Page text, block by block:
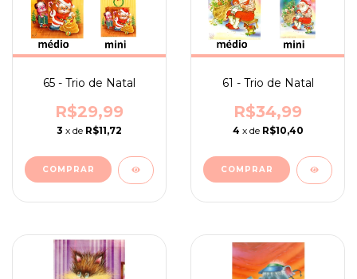
65 - Trio de Natal
R$29,99
3 x de R$11,72
61 - Trio de Natal
R$34,99
4 x de R$10,40